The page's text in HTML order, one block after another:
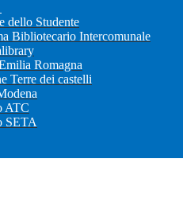
dello Studente
Bibliotecario Intercomunale
Romagna
Terre dei castelli
ATC
SETA